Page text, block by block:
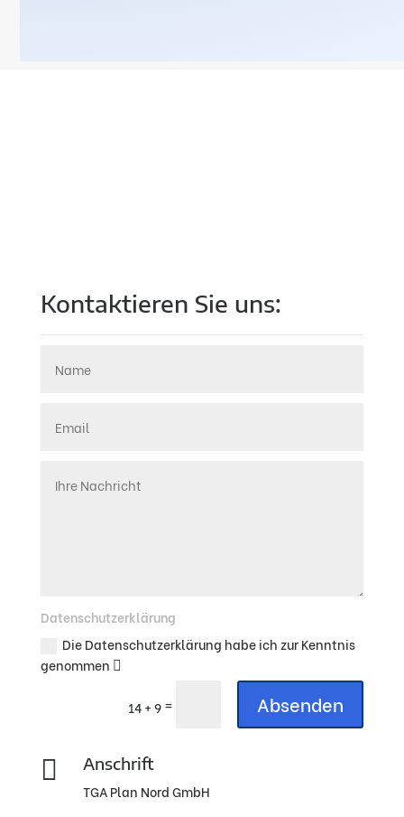
Kontaktieren Sie uns:
Datenschutzerklärung
Die Datenschutzerklärung habe ich zur Kenntnis
genommen
14 + 9= Absenden
 Anschrift
TGA Plan Nord GmbH